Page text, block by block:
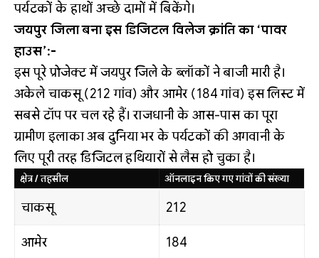
पर्यटकों के हाथों अच्छे दामों में बिकेंगे।
जयपुर जिला बना इस डिजिटल विलेज क्रांति का ‘पावर
हाउस’:-
इस पूरे प्रोजेक्ट में जयपुर जिले के ब्लॉकों ने बाजी मारी है।
अकेले चाकसू (212 गांव) और आमेर (184 गांव) इस लिस्ट में
सबसे टॉप पर चल रहे हैं। राजधानी के आस-पास का पूरा
ग्रामीण इलाका अब दुनिया भर के पर्यटकों की अगवानी के
लिए पूरी तरह डिजिटल हथियारों से लैस हो चुका है।
क्षेत्र / तहसील ऑनलाइन किए गए गांवों की संख्या
चाकसू 212
आमेर 184